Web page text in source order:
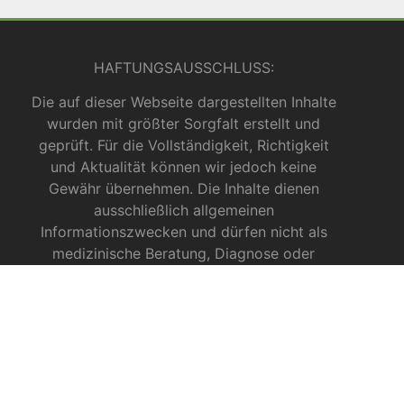
HAFTUNGSAUSSCHLUSS:
Die auf dieser Webseite dargestellten Inhalte
wurden mit größter Sorgfalt erstellt und
geprüft. Für die Vollständigkeit, Richtigkeit
und Aktualität können wir jedoch keine
Gewähr übernehmen. Die Inhalte dienen
ausschließlich allgemeinen
Informationszwecken und dürfen nicht als
medizinische Beratung, Diagnose oder